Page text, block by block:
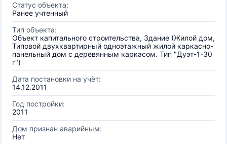
Статус объекта:
Ранее учтенный
Тип объекта:
Объект капитального строительства, Здание (Жилой дом,
Типовой двухквартирный одноэтажный жилой каркасно-
панельный дом с деревянным каркасом. Тип "Дуэт-1-30
г")
Дата постановки на учёт:
14.12.2011
Год постройки:
2011
Дом признан аварийным:
Нет